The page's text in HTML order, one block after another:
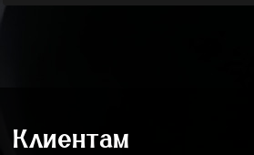
Клиентам